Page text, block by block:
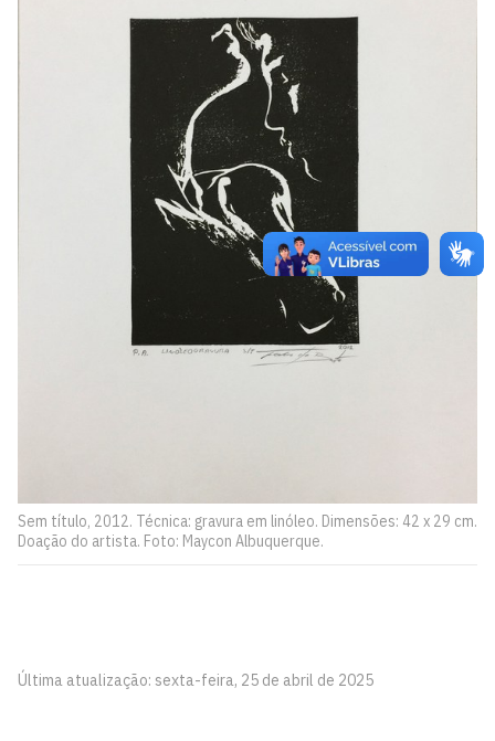
Sem título, 2012. Técnica: gravura em linóleo. Dimensões: 42 x 29 cm.
Doação do artista. Foto: Maycon Albuquerque.
Última atualização: sexta-feira, 25 de abril de 2025